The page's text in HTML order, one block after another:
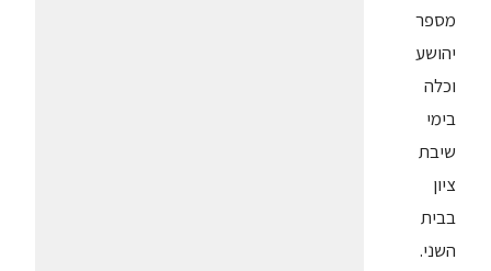
מספר
יהושע
וכלה
בימי
שיבת
ציון
בבית
השני.